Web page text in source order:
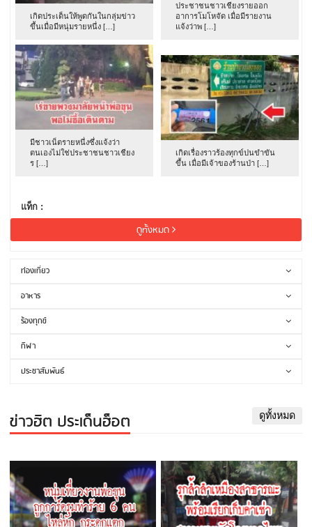
เกิดประเด็นให้พูดกันในกลุ่มข่าว
ขึ้นเมื่อมีหนุ่มรายหนึ่ง […]
ประชาชนชาวเชียงรายออก
อาการโมโหจัด เมื่อมีรายงาน
แจ้งว่าพ […]
มีชาวเน็ตรายหนึ่งซึ่งแจ้งว่า
ตนเองไม่ใช่ประชาชนชาวเชียง
ร […]
เกิดเรื่องราวร้องทุกข์ปนขำขัน
ขึ้น เมื่อมีเจ้าของร้านป่า […]
แท็ก :
ดูทั้งหมด
ท่องเที่ยว
อาหาร
ร้องทุกข์
กีฬา
ประชาสัมพันธ์
ข่าวฮิต ประเด็นฮ็อต ดูทั้งหมด